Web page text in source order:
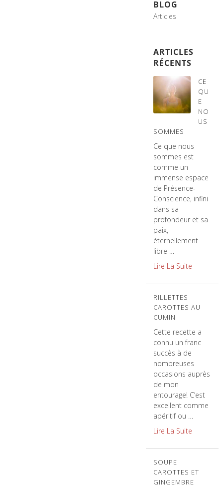
BLOG
Articles
ARTICLES
RÉCENTS
CE
QU
E
NO
US
SOMMES
Ce que nous
sommes est
comme un
immense espace
de Présence-
Conscience, infini
dans sa
profondeur et sa
paix,
éternellement
libre …
Lire La Suite
RILLETTES
CAROTTES AU
CUMIN
Cette recette a
connu un franc
succès à de
nombreuses
occasions auprès
de mon
entourage! C’est
excellent comme
apéritif ou …
Lire La Suite
SOUPE
CAROTTES ET
GINGEMBRE